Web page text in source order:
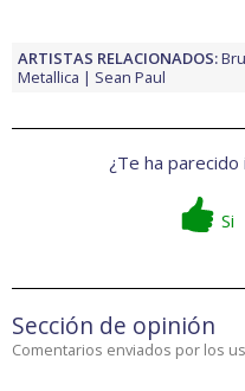
ARTISTAS RELACIONADOS:
Metallica
Sean Paul
¿Te ha
Si
Sección de opinión
Comentarios enviados por los